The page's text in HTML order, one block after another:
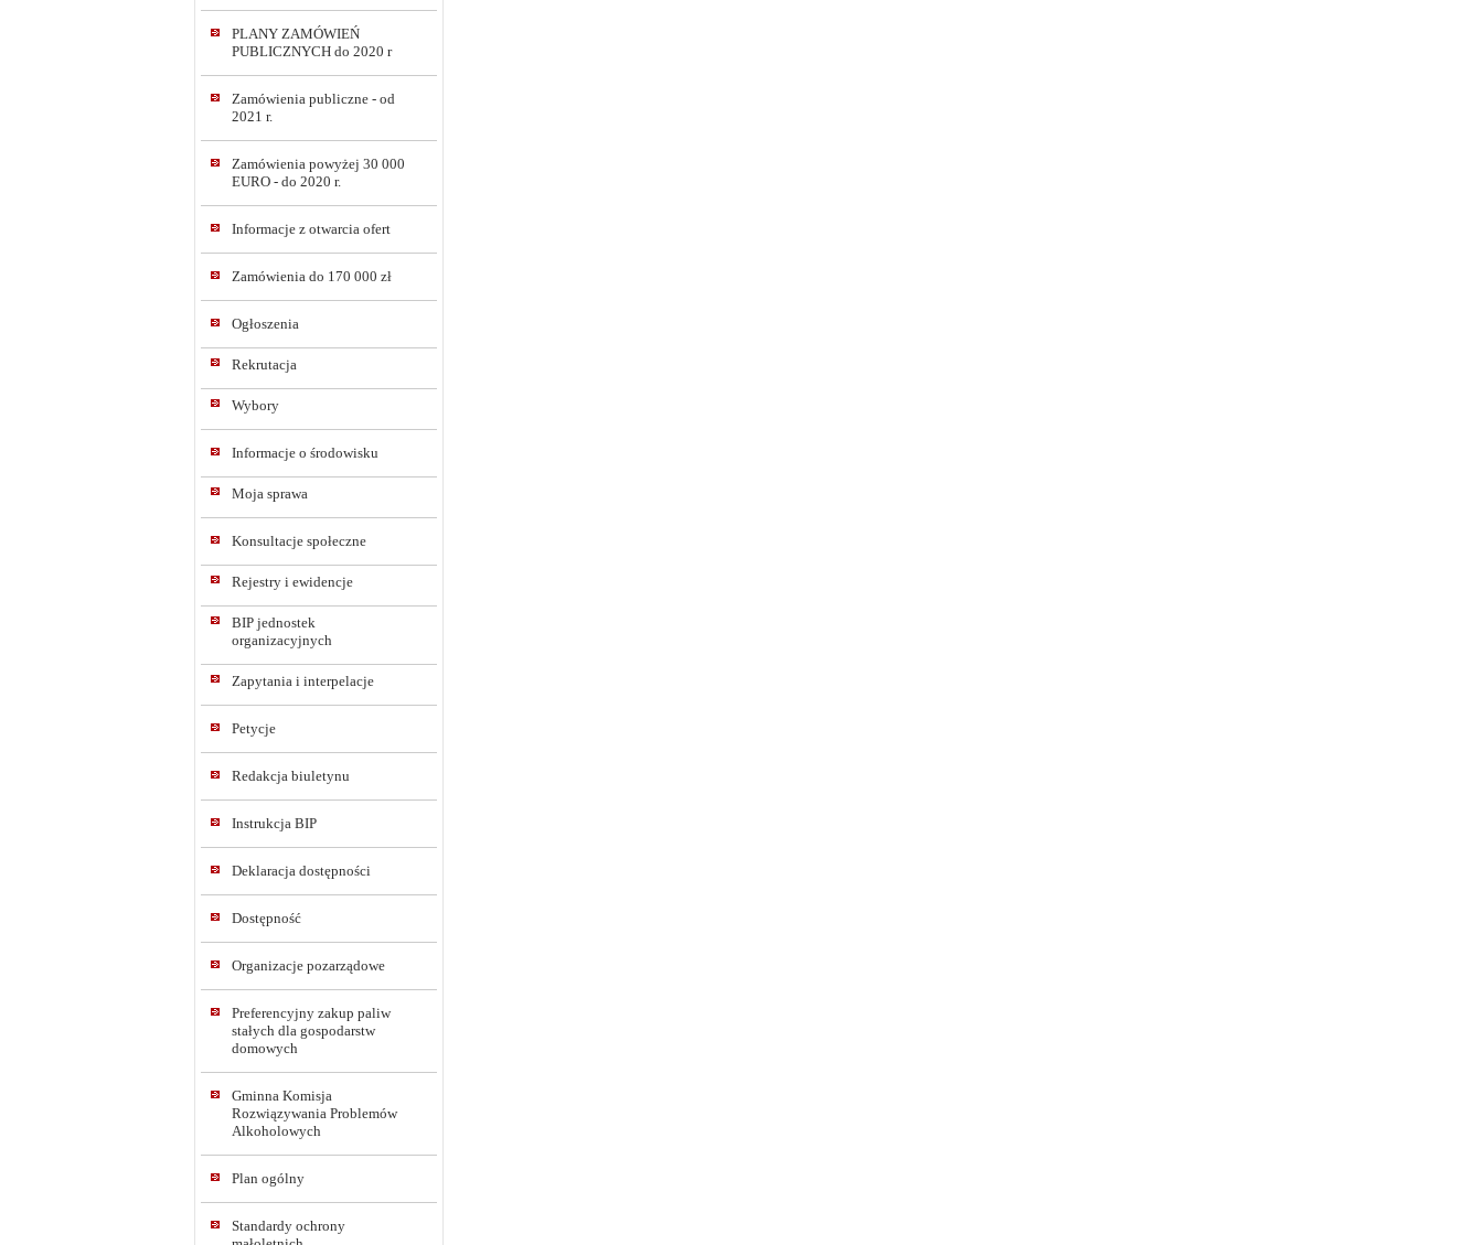
PLANY ZAMÓWIEŃ
PUBLICZNYCH do 2020 r
Zamówienia publiczne - od
2021 r.
Zamówienia powyżej 30 000
EURO - do 2020 r.
Informacje z otwarcia ofert
Zamówienia do 170 000 zł
Ogłoszenia
Rekrutacja
Wybory
Informacje o środowisku
Moja sprawa
Konsultacje społeczne
Rejestry i ewidencje
BIP jednostek
organizacyjnych
Zapytania i interpelacje
Petycje
Redakcja biuletynu
Instrukcja BIP
Deklaracja dostępności
Dostępność
Organizacje pozarządowe
Preferencyjny zakup paliw
stałych dla gospodarstw
domowych
Gminna Komisja
Rozwiązywania Problemów
Alkoholowych
Plan ogólny
Standardy ochrony